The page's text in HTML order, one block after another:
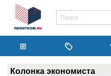
Колонка экономиста